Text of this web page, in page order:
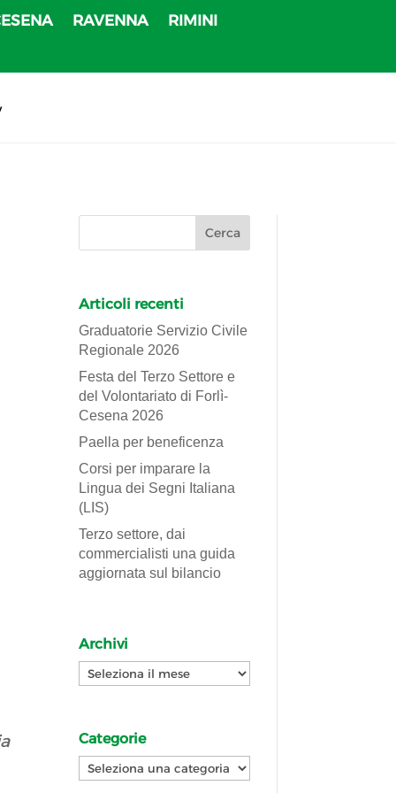
RAVENNA RIMINI
Articoli recenti
Graduatorie Servizio Civile
Regionale 2026
Festa del Terzo Settore e
del Volontariato di Forlì-
Cesena 2026
Paella per beneficenza
Corsi per imparare la
Lingua dei Segni Italiana
(LIS)
Terzo settore, dai
commercialisti una guida
aggiornata sul bilancio
Archivi
Archivi
Categorie
Categorie